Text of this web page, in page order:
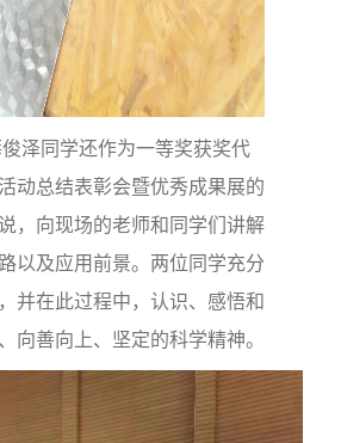
泽同学还作为一等奖获奖代
动总结表彰会暨优秀成果展的
，向现场的老师和同学们讲解
以及应用前景。两位同学充分
并在此过程中，认识、感悟和
向善向上、坚定的科学精神。